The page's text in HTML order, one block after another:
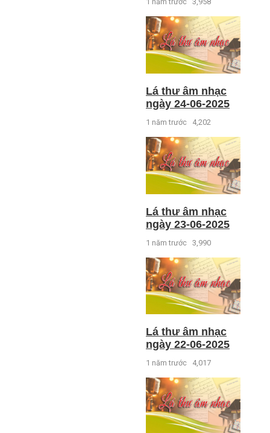
Lá thư âm nhạc
ngày 24-06-2025
1 năm trước 4,202
Lá thư âm nhạc
ngày 23-06-2025
1 năm trước 3,990
Lá thư âm nhạc
ngày 22-06-2025
1 năm trước 4,017